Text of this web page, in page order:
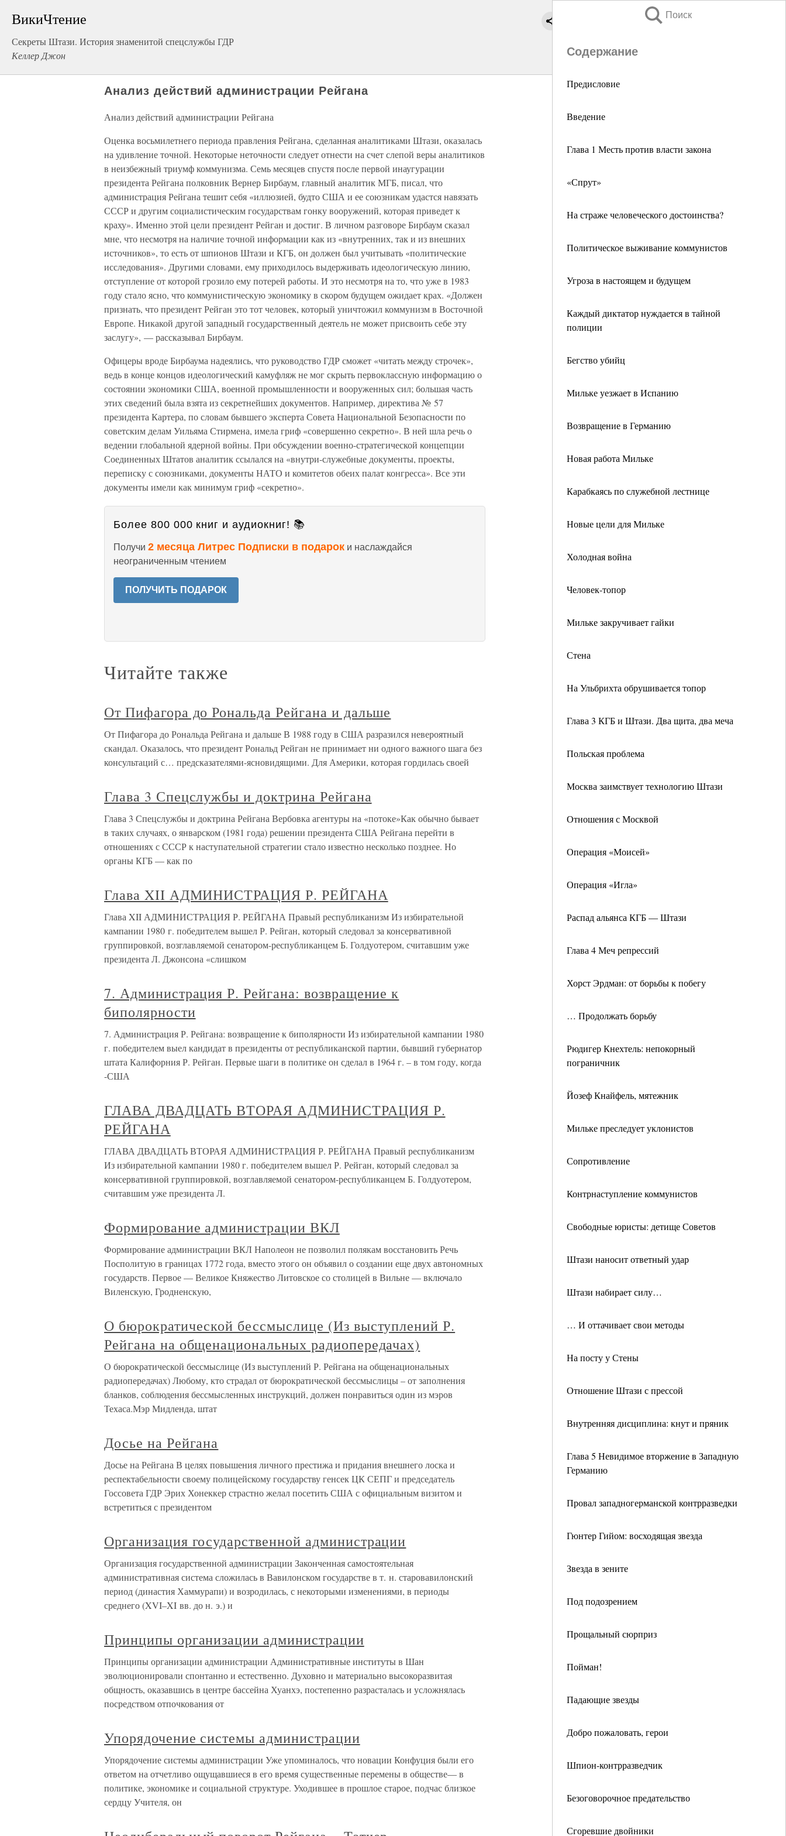
ВикиЧтение
Секреты Штази. История знаменитой спецслужбы ГДР
Келлер Джон
Поиск
Содержание
Предисловие
Введение
Глава 1 Месть против власти закона
«Спрут»
На страже человеческого достоинства?
Политическое выживание коммунистов
Угроза в настоящем и будущем
Каждый диктатор нуждается в тайной
полиции
Бегство убийц
Мильке уезжает в Испанию
Возвращение в Германию
Новая работа Мильке
Карабкаясь по служебной лестнице
Новые цели для Мильке
Холодная война
Человек-топор
Мильке закручивает гайки
Стена
На Ульбрихта обрушивается топор
Глава 3 КГБ и Штази. Два щита, два меча
Польская проблема
Москва заимствует технологию Штази
Отношения с Москвой
Операция «Моисей»
Операция «Игла»
Распад альянса КГБ — Штази
Глава 4 Меч репрессий
Хорст Эрдман: от борьбы к побегу
… Продолжать борьбу
Рюдигер Кнехтель: непокорный
пограничник
Йозеф Кнайфель, мятежник
Мильке преследует уклонистов
Сопротивление
Контрнаступление коммунистов
Свободные юристы: детище Советов
Штази наносит ответный удар
Штази набирает силу…
… И оттачивает свои методы
На посту у Стены
Отношение Штази с прессой
Внутренняя дисциплина: кнут и пряник
Глава 5 Невидимое вторжение в Западную
Германию
Провал западногерманской контрразведки
Гюнтер Гийом: восходящая звезда
Звезда в зените
Под подозрением
Прощальный сюрприз
Пойман!
Падающие звезды
Добро пожаловать, герои
Шпион-контрразведчик
Безоговорочное предательство
Сгоревшие двойники
Анализ действий администрации Рейгана
Анализ действий администрации Рейгана
Оценка восьмилетнего периода правления Рейгана, сделанная аналитиками Штази, оказалась
на удивление точной. Некоторые неточности следует отнести на счет слепой веры аналитиков
в неизбежный триумф коммунизма. Семь месяцев спустя после первой инаугурации
президента Рейгана полковник Вернер Бирбаум, главный аналитик МГБ, писал, что
администрация Рейгана тешит себя «иллюзией, будто США и ее союзникам удастся навязать
СССР и другим социалистическим государствам гонку вооружений, которая приведет к
краху». Именно этой цели президент Рейган и достиг. В личном разговоре Бирбаум сказал
мне, что несмотря на наличие точной информации как из «внутренних, так и из внешних
источников», то есть от шпионов Штази и КГБ, он должен был учитывать «политические
исследования». Другими словами, ему приходилось выдерживать идеологическую линию,
отступление от которой грозило ему потерей работы. И это несмотря на то, что уже в 1983
году стало ясно, что коммунистическую экономику в скором будущем ожидает крах. «Должен
признать, что президент Рейган это тот человек, который уничтожил коммунизм в Восточной
Европе. Никакой другой западный государственный деятель не может присвоить себе эту
заслугу», — рассказывал Бирбаум.
Офицеры вроде Бирбаума надеялись, что руководство ГДР сможет «читать между строчек»,
ведь в конце концов идеологический камуфляж не мог скрыть первоклассную информацию о
состоянии экономики США, военной промышленности и вооруженных сил; большая часть
этих сведений была взята из секретнейших документов. Например, директива № 57
президента Картера, по словам бывшего эксперта Совета Национальной Безопасности по
советским делам Уильяма Стирмена, имела гриф «совершенно секретно». В ней шла речь о
ведении глобальной ядерной войны. При обсуждении военно-стратегической концепции
Соединенных Штатов аналитик ссылался на «внутри-служебные документы, проекты,
переписку с союзниками, документы НАТО и комитетов обеих палат конгресса». Все эти
документы имели как минимум гриф «секретно».
Более 800 000 книг и аудиокниг! 📚
Получи 2 месяца Литрес Подписки в подарок и наслаждайся
неограниченным чтением
ПОЛУЧИТЬ ПОДАРОК
Читайте также
От Пифагора до Рональда Рейгана и дальше
От Пифагора до Рональда Рейгана и дальше В 1988 году в США разразился невероятный
скандал. Оказалось, что президент Рональд Рейган не принимает ни одного важного шага без
консультаций с… предсказателями-ясновидящими. Для Америки, которая гордилась своей
Глава 3 Спецслужбы и доктрина Рейгана
Глава 3 Спецслужбы и доктрина Рейгана Вербовка агентуры на «потоке»Как обычно бывает
в таких случаях, о январском (1981 года) решении президента США Рейгана перейти в
отношениях с СССР к наступательной стратегии стало известно несколько позднее. Но
органы КГБ — как по
Глава XII АДМИНИСТРАЦИЯ Р. РЕЙГАНА
Глава XII АДМИНИСТРАЦИЯ Р. РЕЙГАНА Правый республиканизм Из избирательной
кампании 1980 г. победителем вышел Р. Рейган, который следовал за консервативной
группировкой, возглавляемой сенатором-республиканцем Б. Голдуотером, считавшим уже
президента Л. Джонсона «слишком
7. Администрация Р. Рейгана: возвращение к
биполярности
7. Администрация Р. Рейгана: возвращение к биполярности Из избирательной кампании 1980
г. победителем выел кандидат в президенты от республиканской партии, бывший губернатор
штата Калифорния Р. Рейган. Первые шаги в политике он сделал в 1964 г. – в том году, когда
-США
ГЛАВА ДВАДЦАТЬ ВТОРАЯ АДМИНИСТРАЦИЯ Р.
РЕЙГАНА
ГЛАВА ДВАДЦАТЬ ВТОРАЯ АДМИНИСТРАЦИЯ Р. РЕЙГАНА Правый республиканизм
Из избирательной кампании 1980 г. победителем вышел Р. Рейган, который следовал за
консервативной группировкой, возглавляемой сенатором-республиканцем Б. Голдуотером,
считавшим уже президента Л.
Формирование администрации ВКЛ
Формирование администрации ВКЛ Наполеон не позволил полякам восстановить Речь
Посполитую в границах 1772 года, вместо этого он объявил о создании еще двух автономных
государств. Первое — Великое Княжество Литовское со столицей в Вильне — включало
Виленскую, Гродненскую,
О бюрократической бессмыслице (Из выступлений Р.
Рейгана на общенациональных радиопередачах)
О бюрократической бессмыслице (Из выступлений Р. Рейгана на общенациональных
радиопередачах) Любому, кто страдал от бюрократической бессмыслицы – от заполнения
бланков, соблюдения бессмысленных инструкций, должен понравиться один из мэров
Техаса.Мэр Мидленда, штат
Досье на Рейгана
Досье на Рейгана В целях повышения личного престижа и придания внешнего лоска и
респектабельности своему полицейскому государству генсек ЦК СЕПГ и председатель
Госсовета ГДР Эрих Хонеккер страстно желал посетить США с официальным визитом и
встретиться с президентом
Организация государственной администрации
Организация государственной администрации Законченная самостоятельная
административная система сложилась в Вавилонском государстве в т. н. старовавилонский
период (династия Хаммурапи) и возродилась, с некоторыми изменениями, в периоды
среднего (XVI–XI вв. до н. э.) и
Принципы организации администрации
Принципы организации администрации Административные институты в Шан
эволюционировали спонтанно и естественно. Духовно и материально высокоразвитая
общность, оказавшись в центре бассейна Хуанхэ, постепенно разрасталась и усложнялась
посредством отпочкования от
Упорядочение системы администрации
Упорядочение системы администрации Уже упоминалось, что новации Конфуция были его
ответом на отчетливо ощущавшиеся в его время существенные перемены в обществе— в
политике, экономике и социальной структуре. Уходившее в прошлое старое, подчас близкое
сердцу Учителя, он